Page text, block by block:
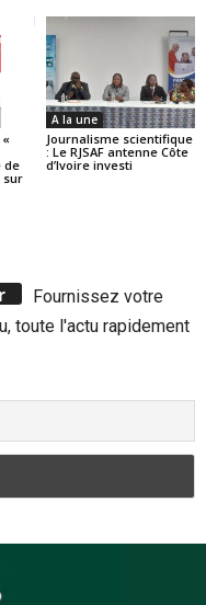
de
sur
A la une
Journalisme scientifique
: Le RJSAF antenne Côte
d’Ivoire investi
Fournissez votre
toute l'actu rapidement